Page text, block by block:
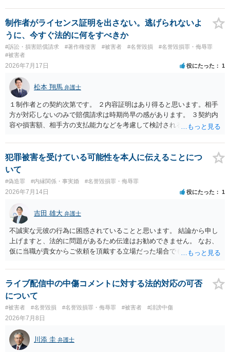
でしょう。
制作者がライセンス証明を出さない。逃げられないよ
うに、今すぐ法的に何をすべきか
#訴訟・損害賠償請求 #著作権侵害 #被害者 #名誉毀損
#名誉毀損罪・侮辱罪
#被害者
2026年7月17日 役にたった 1
松本 翔馬 弁護士
１制作者との契約次第です。 ２内容証明はあり得ると思います。相手
方が対応しないのみで賠償請求は時期尚早の感があります。 ３契約内
容や損害額、相手方の支払能力などを考慮して検討されるとよいでし
求する場合もありますが、認められるのはごく一部です。 ５事案の詳
細な検討が必要です。遅延損害金の発生なども確認するとよいでしょ
う。 ６弁護士に窓口を一本化して、直接連絡を避けることも方法の一
つです。
犯罪被害を受けている可能性を本人に伝えることにつ
いて
#偽造罪 #内縁関係・事実婚 #名誉毀損罪・侮辱罪
2026年7月14日 役にたった 1
吉田 雄大 弁護士
不誠実な元彼の行為に困惑されていることと思います。 結論から申し
上げますと、法的に問題があるため伝達はお勧めできません。 なお、
仮に当職が貴女からご依頼を頂戴する立場だった場合でも、女性の夫
す。 文書偽造の事実を当該男性に伝達することは、事実上、妻が不倫
していたことを伝えるのと同じ効果をもちます。もちろん不倫はよく
ないことですが、それを別の方（とりわけ、女性にとって最も知られ
たくない相手である夫）に事実上であれ伝えることは別の法的問題
（プライバシー権侵害の問題）が発生します。
ライブ配信中の中傷コメントに対する法的対応の可否
について
#被害者 #名誉毀損 #名誉毀損罪・侮辱罪 #被害者 #誹謗中傷
2026年7月8日
川添 圭 弁護士